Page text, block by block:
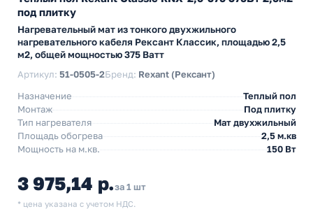
под плитку
Нагревательный мат из тонкого двухжильного
нагревательного кабеля Рексант Классик, площадью 2,5
м2, общей мощностью 375 Ватт
Артикул: 51-0505-2Бренд: Rexant (Рексант)
Назначение
Теплый пол
Монтаж
Под плитку
Тип нагревателя
Мат двухжильный
Площадь обогрева
2,5 м.кв
Мощность на м.кв.
150 Вт
3 975,14 р.за 1 шт
* цена указана с учетом НДС.